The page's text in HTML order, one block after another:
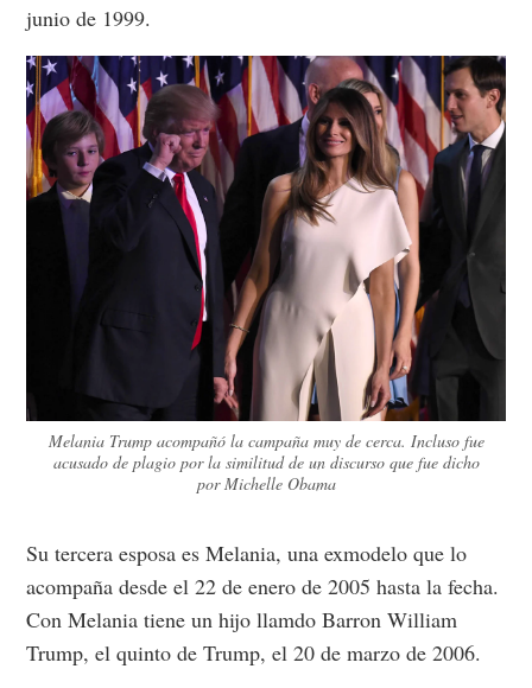
junio de 1999.
Melania Trump acompañó la campaña muy de cerca. Incluso fue
acusado de plagio por la similitud de un discurso que fue dicho
por Michelle Obama
Su tercera esposa es Melania, una exmodelo que lo
acompaña desde el 22 de enero de 2005 hasta la fecha.
Con Melania tiene un hijo llamdo Barron William
Trump, el quinto de Trump, el 20 de marzo de 2006.